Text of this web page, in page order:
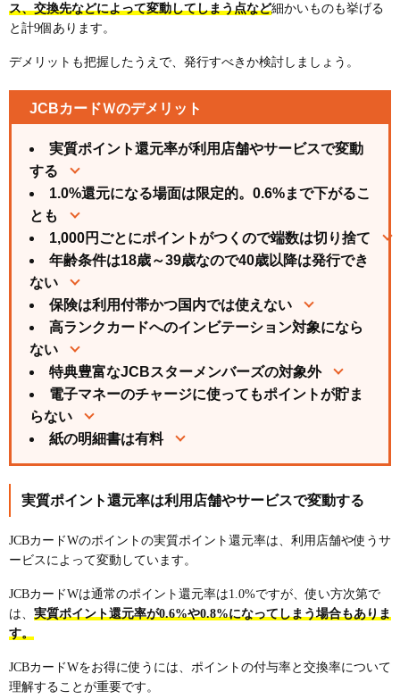
Amazonの買い物が超お得！最大ポイント還元率
2.0%
通常のポイント還元率がいつでも2倍（1.0%）
ポイントの使い道が豊富！ギフト券、マイル、他社
ポイントなどに交換できる
本会員も家族会員も年会費無料
J-POINTモール経由のネットショッピングで還元率
最大20倍になる
モバ即なら最短5分でカード番号が発行される
40歳以降も継続利用できる
セキュリティ対策が豊富
最高2,000万円の海外旅行保険（利用付帯）とショッ
ピング保険で万が一に備えられる
入会キャンペーンで最大2万9,000円をキャッシュバ
ック
JCBカードWの基本情報 | ナンバーレスで即時発行
JCBカードWのポイントの使い方は？仕組みを解説
1ポイントあたり3～5円になる
おすすめの使い道はビックポイント
JCBカードWの良い口コミ・評判
JCBのアプリの口コミ・評判
JCBカードWとJCBゴールド、JCBプラチナを比較
ス、交換先などによって変動してしまう点など細かいものも挙げる
と計9個あります。
デメリットも把握したうえで、発行すべきか検討しましょう。
JCBカードＷのデメリット
実質ポイント還元率が利用店舗やサービスで変動
する
1.0%還元になる場面は限定的。0.6%まで下がるこ
とも
1,000円ごとにポイントがつくので端数は切り捨て
年齢条件は18歳～39歳なので40歳以降は発行でき
ない
保険は利用付帯かつ国内では使えない
高ランクカードへのインビテーション対象になら
ない
特典豊富なJCBスターメンバーズの対象外
電子マネーのチャージに使ってもポイントが貯ま
らない
紙の明細書は有料
実質ポイント還元率は利用店舗やサービスで変動する
JCBカードWのポイントの実質ポイント還元率は、利用店舗や使うサ
ービスによって変動しています。
JCBカードWは通常のポイント還元率は1.0%ですが、使い方次第で
は、 実質ポイント還元率が0.6%や0.8%になってしまう場合もありま
す。
JCBカードWをお得に使うには、ポイントの付与率と交換率について
理解することが重要です。